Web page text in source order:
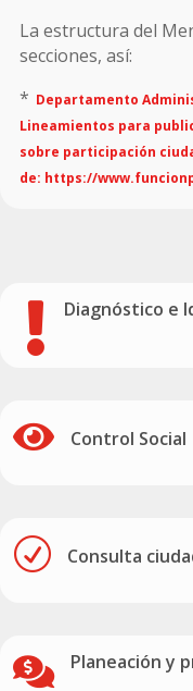
La estructura del
secciones, así:
* Departamento
Lineamientos para
sobre participación
de: https://
 Diagnóstico e
 Control Social
R Consulta
 Planeación y